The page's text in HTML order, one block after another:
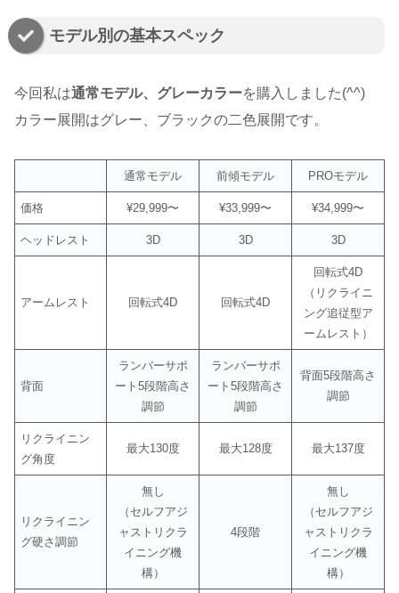
モデル別の基本スペック
今回私は通常モデル、グレーカラーを購入しました(^^)
カラー展開はグレー、ブラックの二色展開です。
通常モデル 前傾モデル PROモデル
価格 ¥29,999〜 ¥33,999〜 ¥34,999〜
ヘッドレスト 3D 3D 3D
アームレスト 回転式4D 回転式4D
回転式4D
（リクライニ
ング追従型ア
ームレスト）
背面
ランバーサポ
ート5段階高さ
調節
ランバーサポ
ート5段階高さ
調節
背面5段階高さ
調節
リクライニン
グ角度
最大130度 最大128度 最大137度
リクライニン
グ硬さ調節
無し
（セルフアジ
ャストリクラ
イニング機
構）
4段階
無し
（セルフアジ
ャストリクラ
イニング機
構）